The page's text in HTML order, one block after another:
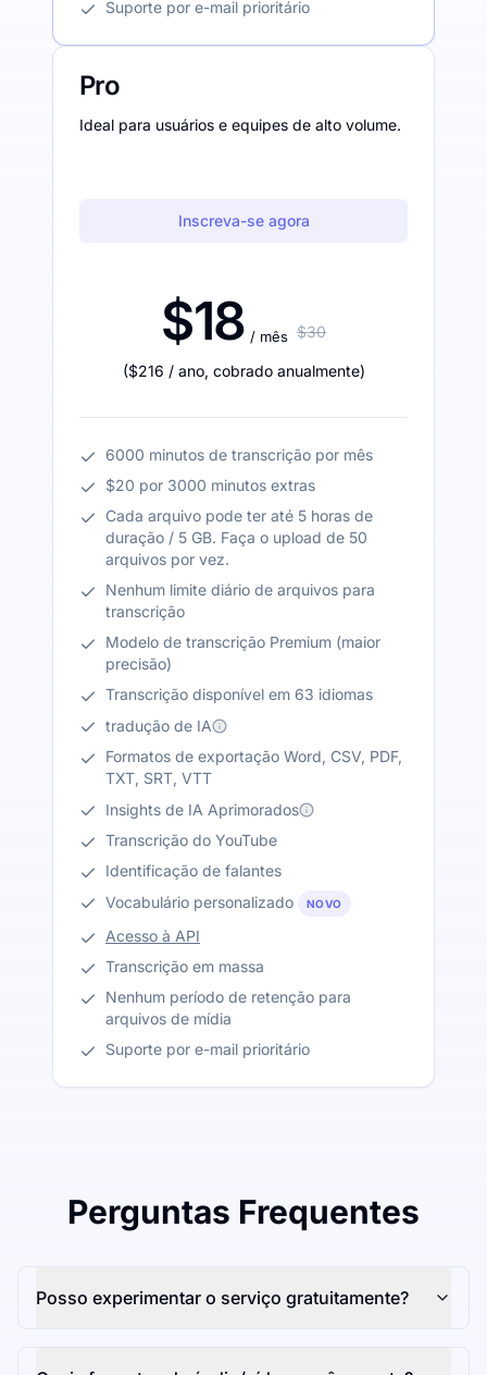
Suporte por e-mail prioritário
Pro
Ideal para usuários e equipes de alto volume.
Inscreva-se agora
$18 / mês $30
($216 / ano, cobrado anualmente)
6000 minutos de transcrição por mês
$20 por 3000 minutos extras
Cada arquivo pode ter até 5 horas de
duração / 5 GB. Faça o upload de 50
arquivos por vez.
Nenhum limite diário de arquivos para
transcrição
Modelo de transcrição Premium (maior
precisão)
Transcrição disponível em 63 idiomas
tradução de IA
Formatos de exportação Word, CSV, PDF,
TXT, SRT, VTT
Insights de IA Aprimorados
Transcrição do YouTube
Identificação de falantes
Vocabulário personalizado
NOVO
Acesso à API
Transcrição em massa
Nenhum período de retenção para
arquivos de mídia
Suporte por e-mail prioritário
Perguntas Frequentes
Posso experimentar o serviço gratuitamente?